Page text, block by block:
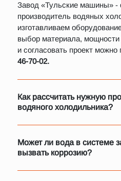
Завод «Тульские машины»
производитель водяных
изготавливаем
выбор материала, мощности
и согласовать проект
46-70-02.
Как рассчитать нужную
водяного холодильника?
значения. Наши инженеры
теплотехнический расчет на
Может ли вода в системе
вызвать коррозию?